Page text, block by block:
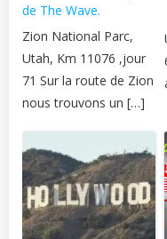
de The Wave.
Zion National Parc,
Utah, Km 11076 ,jour
71 Sur la route de Zion
nous trouvons un […]